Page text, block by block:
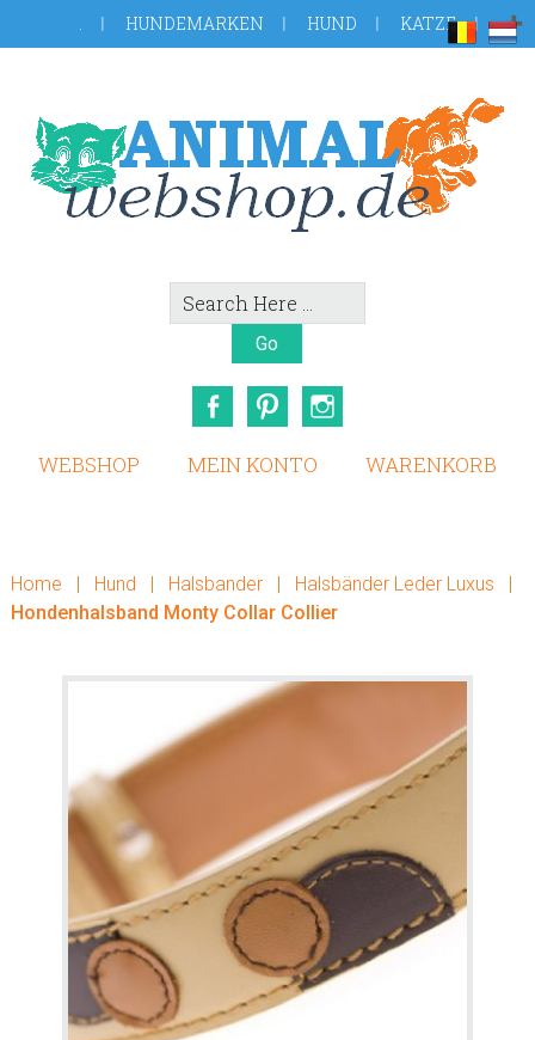
to
Fußzeile
. HUNDEMARKEN HUND KATZE
Search
Here
FacebookPinterest
WEBSHOP MEIN KONTO WARENKORB
Home | Hund | Halsbander | Halsbänder Leder Luxus
|
Hondenhalsband Monty Collar Collier